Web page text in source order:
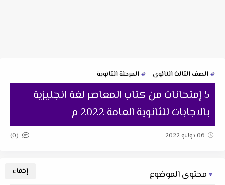
الصف الثالث الثانوى المرحلة الثانوية
5 إمتحانات من كتاب المعاصر لغة انجليزية
بالاجابات للثانوية العامة 2022 م
06 يوليو 2022 (0)
محتوى الموضوع